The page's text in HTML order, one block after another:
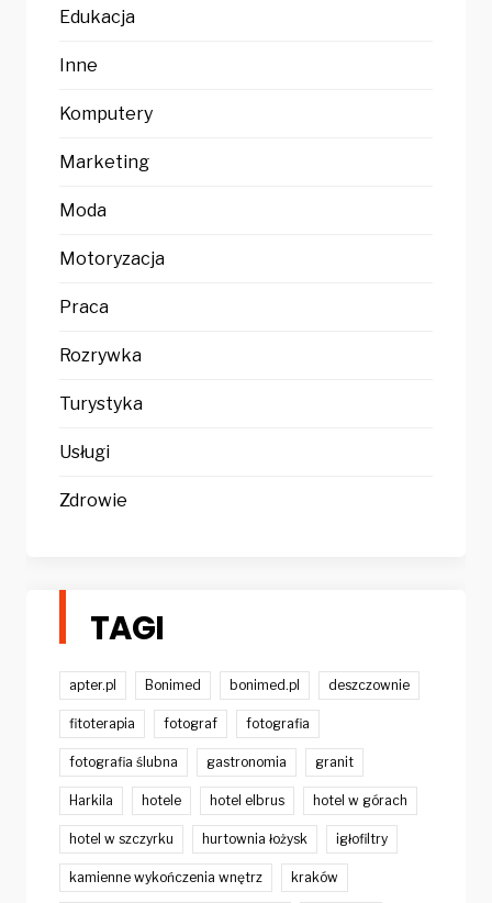
Edukacja
Inne
Komputery
Marketing
Moda
Motoryzacja
Praca
Rozrywka
Turystyka
Usługi
Zdrowie
TAGI
apter.pl Bonimed bonimed.pl deszczownie
fitoterapia fotograf fotografia
fotografia ślubna gastronomia granit
Harkila hotele hotel elbrus hotel w górach
hotel w szczyrku hurtownia łożysk igłofiltry
kamienne wykończenia wnętrz kraków